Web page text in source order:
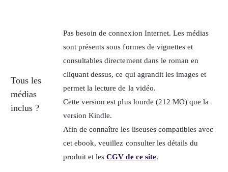
Tous les
médias
inclus ?
Pas besoin de connexion Internet. Les médias
sont présents sous formes de vignettes et
consultables directement dans le roman en
cliquant dessus, ce qui agrandit les images et
permet la lecture de la vidéo.
Cette version est plus lourde (212 MO) que la
version Kindle.
Afin de connaître les liseuses compatibles avec
cet ebook, veuillez consulter les détails du
produit et lesCGV de ce site.